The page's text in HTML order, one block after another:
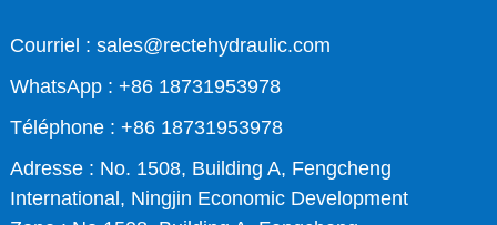
Courriel : sales@rectehydraulic.com
WhatsApp : +86 18731953978
Téléphone : +86 18731953978
Adresse : No. 1508, Building A, Fengcheng
International, Ningjin Economic Development